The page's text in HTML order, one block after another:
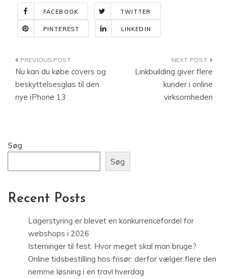
FACEBOOK TWITTER
PINTEREST LINKEDIN
Indlægsnavigation
Nu kan du købe covers og
beskyttelsesglas til den
nye iPhone 13
Linkbuilding giver flere
kunder i online
virksomheden
Søg
Søg
Recent Posts
Lagerstyring er blevet en konkurrencefordel for
webshops i 2026
Isterninger til fest: Hvor meget skal man bruge?
Online tidsbestilling hos frisør: derfor vælger flere den
nemme løsning i en travl hverdag